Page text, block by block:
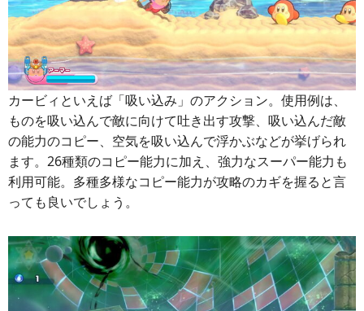
カービィといえば「吸い込み」のアクション。使用例は、
ものを吸い込んで敵に向けて吐き出す攻撃、吸い込んだ敵
の能力のコピー、空気を吸い込んで浮かぶなどが挙げられ
ます。26種類のコピー能力に加え、強力なスーパー能力も
利用可能。多種多様なコピー能力が攻略のカギを握ると言
っても良いでしょう。